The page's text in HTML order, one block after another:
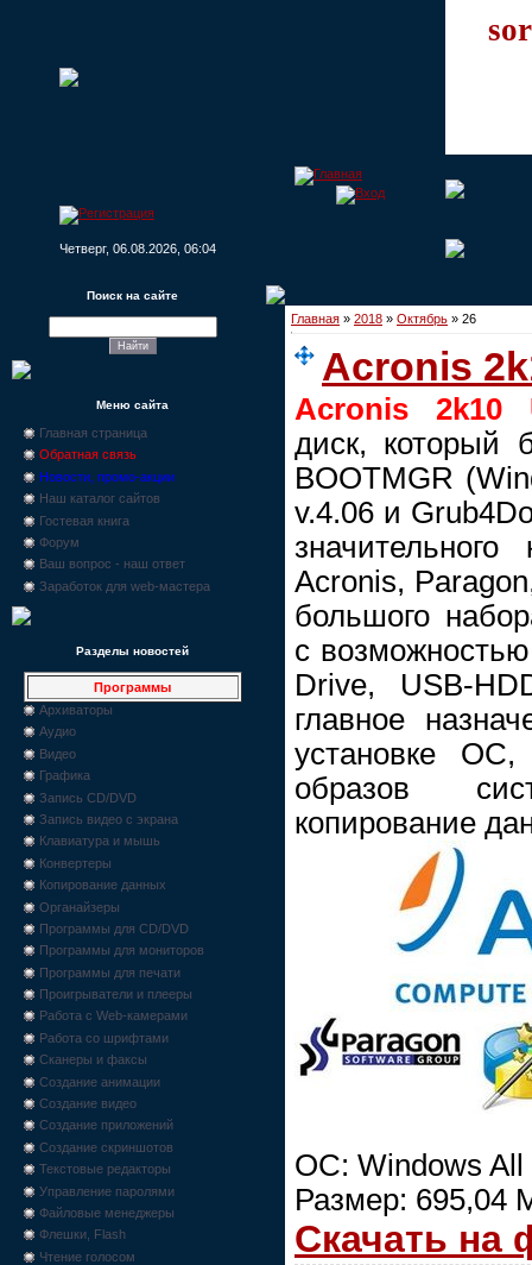
Четверг, 06.08.2026, 06:04
Поиск на сайте
Меню сайта
Главная страница
Обратная связь
Новости, промо-акции
Наш каталог сайтов
Гостевая книга
Форум
Ваш вопрос - наш ответ
Заработок для web-мастера
Разделы новостей
Программы
Архиваторы
Аудио
Видео
Графика
Запись CD/DVD
Запись видео с экрана
Клавиатура и мышь
Конвертеры
Копирование данных
Органайзеры
Программы для CD/DVD
Программы для мониторов
Программы для печати
Проигрыватели и плееры
Работа с Web-камерами
Работа со шрифтами
Сканеры и факсы
Создание анимации
Создание видео
Создание приложений
Создание скриншотов
Текстовые редакторы
Управление паролями
Файловые менеджеры
Флешки, Flash
Чтение голосом
Главная » 2018 » Октябрь » 26
Acronis
Acronis 2k10
диск, который
BOOTMGR
v.4.06 и
значительного
Acronis,
большого
с
Drive, USB-
главное
установке ОС,
образов
копирование
ОС: Windows All
Размер: 695,04
Скачать на